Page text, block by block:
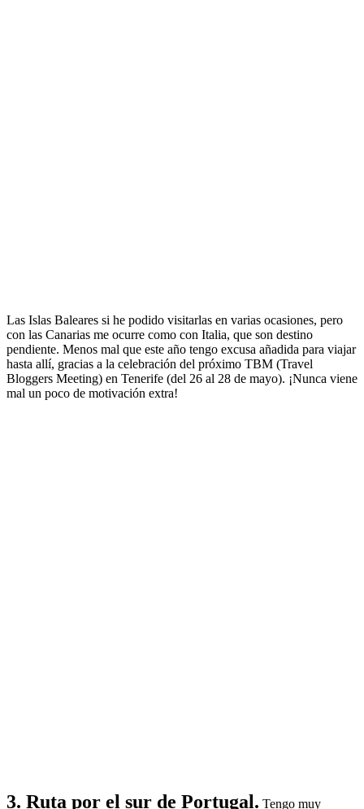
Las Islas Baleares si he podido visitarlas en varias ocasiones, pero
con las Canarias me ocurre como con Italia, que son destino
pendiente. Menos mal que este año tengo excusa añadida para viajar
hasta allí, gracias a la celebración del próximo TBM (Travel
Bloggers Meeting) en Tenerife (del 26 al 28 de mayo). ¡Nunca viene
mal un poco de motivación extra!
3. Ruta por el sur de Portugal. Tengo muy